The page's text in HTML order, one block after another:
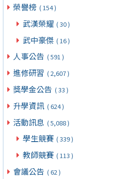
榮譽榜 ( 154 )
武漢榮耀 ( 30 )
武中豪傑 ( 16 )
人事公告 ( 591 )
進修研習 ( 2,607 )
獎學金公告 ( 33 )
升學資訊 ( 624 )
活動訊息 ( 5,088 )
學生競賽 ( 339 )
教師競賽 ( 113 )
會議公告 ( 62 )